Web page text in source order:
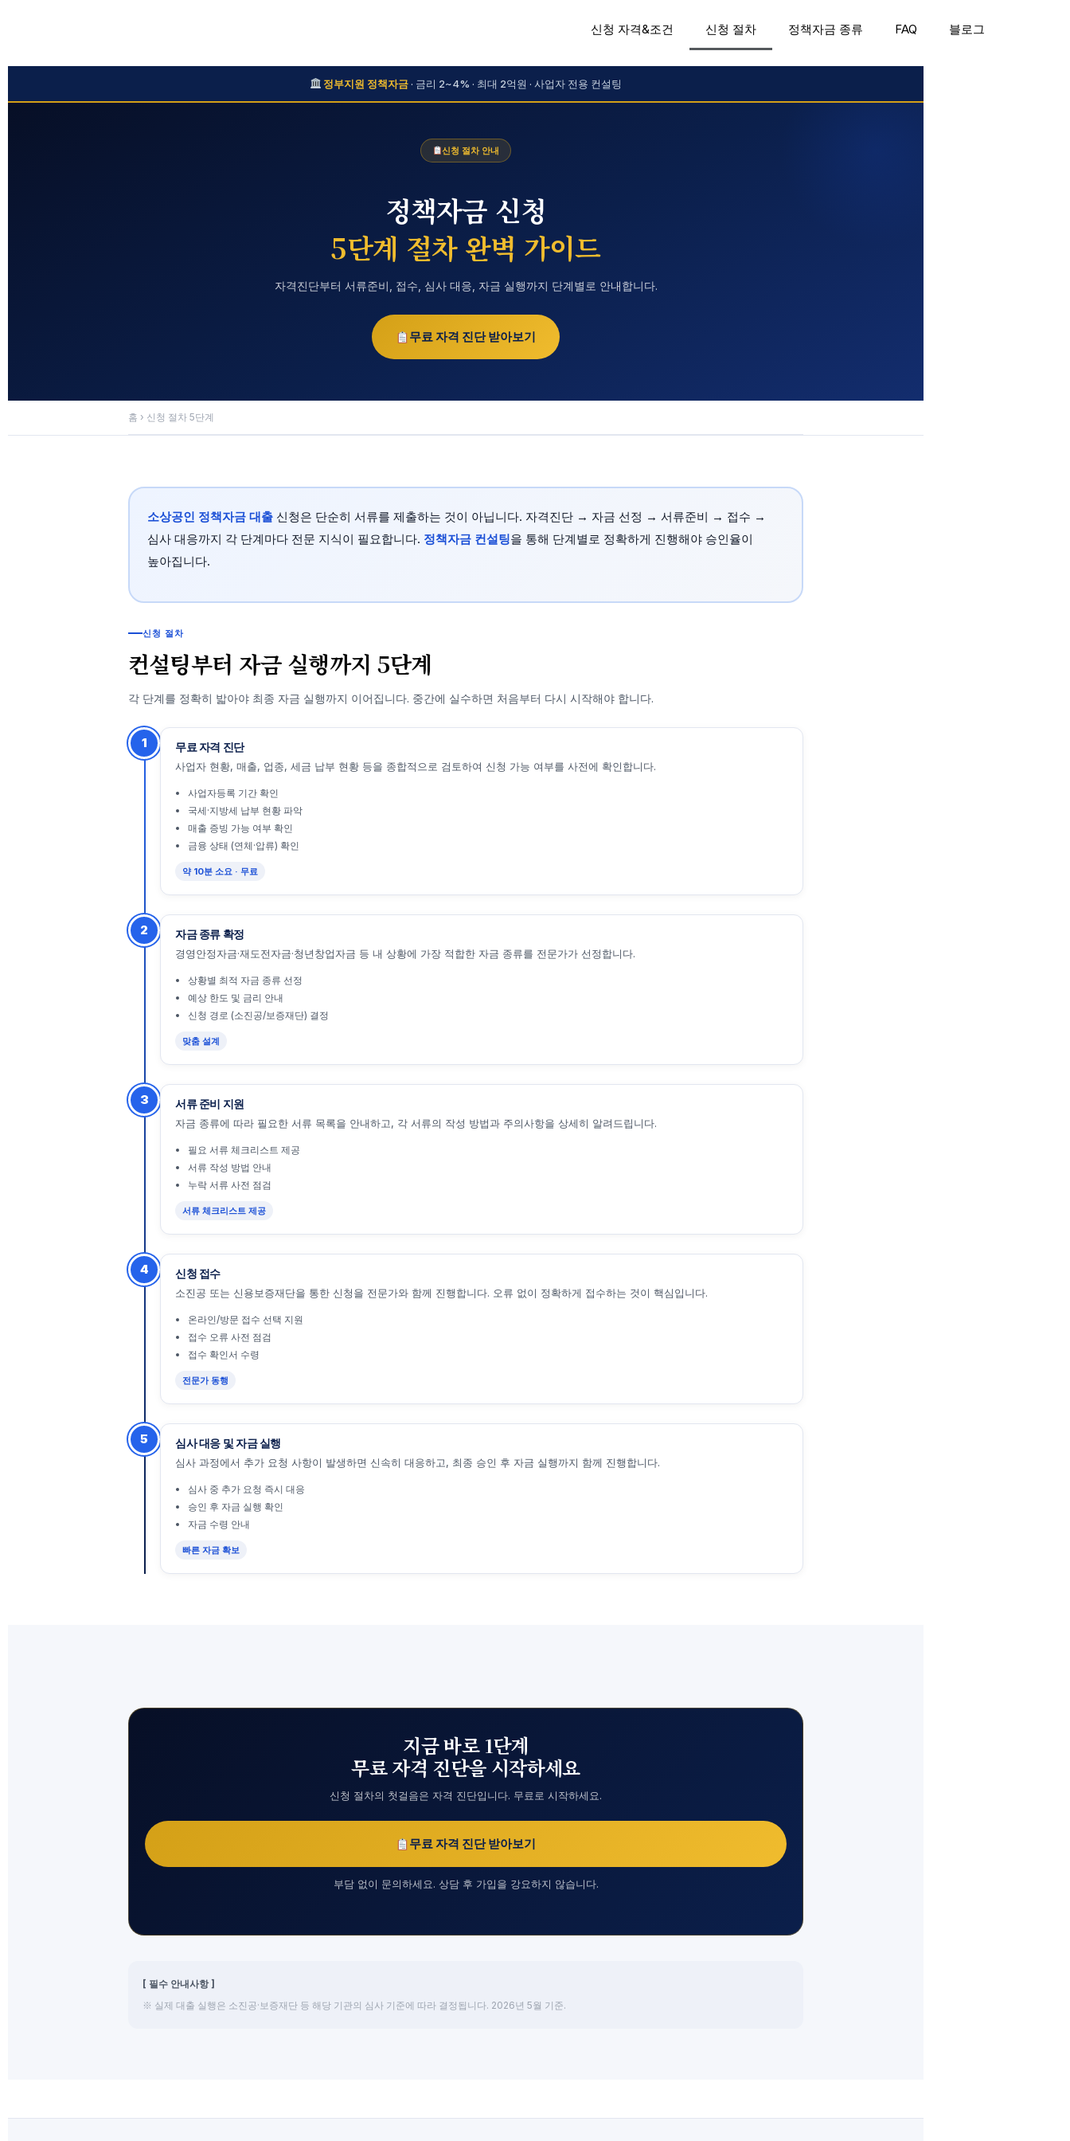
신청 자격&조건 신청 절차 정책자금 종류 FAQ 블로그
정부지원 정책자금· 금리 2~4% · 최대 2억원 · 사업자 전용 컨설팅
신청 절차 안내
정책자금 신청
5단계 절차 완벽 가이드
자격진단부터 서류준비, 접수, 심사 대응, 자금 실행까지 단계별로 안내합니다.
무료 자격 진단 받아보기
홈 › 신청 절차 5단계
소상공인 정책자금 대출신청은 단순히 서류를 제출하는 것이 아닙니다. 자격진단 → 자금 선정 → 서류준비 → 접수 →
심사 대응까지 각 단계마다 전문 지식이 필요합니다. 정책자금 컨설팅을 통해 단계별로 정확하게 진행해야 승인율이
높아집니다.
신청 절차
컨설팅부터 자금 실행까지 5단계
각 단계를 정확히 밟아야 최종 자금 실행까지 이어집니다. 중간에 실수하면 처음부터 다시 시작해야 합니다.
1 무료 자격 진단
사업자 현황, 매출, 업종, 세금 납부 현황 등을 종합적으로 검토하여 신청 가능 여부를 사전에 확인합니다.
사업자등록 기간 확인
국세·지방세 납부 현황 파악
매출 증빙 가능 여부 확인
금융 상태 (연체·압류) 확인
약 10분 소요 · 무료
2 자금 종류 확정
경영안정자금·재도전자금·청년창업자금 등 내 상황에 가장 적합한 자금 종류를 전문가가 선정합니다.
상황별 최적 자금 종류 선정
예상 한도 및 금리 안내
신청 경로 (소진공/보증재단) 결정
맞춤 설계
3 서류 준비 지원
자금 종류에 따라 필요한 서류 목록을 안내하고, 각 서류의 작성 방법과 주의사항을 상세히 알려드립니다.
필요 서류 체크리스트 제공
서류 작성 방법 안내
누락 서류 사전 점검
서류 체크리스트 제공
4 신청 접수
소진공 또는 신용보증재단을 통한 신청을 전문가와 함께 진행합니다. 오류 없이 정확하게 접수하는 것이 핵심입니다.
온라인/방문 접수 선택 지원
접수 오류 사전 점검
접수 확인서 수령
전문가 동행
5 심사 대응 및 자금 실행
심사 과정에서 추가 요청 사항이 발생하면 신속히 대응하고, 최종 승인 후 자금 실행까지 함께 진행합니다.
심사 중 추가 요청 즉시 대응
승인 후 자금 실행 확인
자금 수령 안내
빠른 자금 확보
지금 바로 1단계
무료 자격 진단을 시작하세요
신청 절차의 첫걸음은 자격 진단입니다. 무료로 시작하세요.
무료 자격 진단 받아보기
부담 없이 문의하세요. 상담 후 가입을 강요하지 않습니다.
[ 필수 안내사항 ]
※ 실제 대출 실행은 소진공·보증재단 등 해당 기관의 심사 기준에 따라 결정됩니다. 2026년 5월 기준.